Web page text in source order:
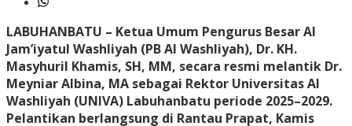
LABUHANBATU – Ketua Umum Pengurus Besar Al
Jam’iyatul Washliyah (PB Al Washliyah), Dr. KH.
Masyhuril Khamis, SH, MM, secara resmi melantik Dr.
Meyniar Albina, MA sebagai Rektor Universitas Al
Washliyah (UNIVA) Labuhanbatu periode 2025–2029.
Pelantikan berlangsung di Rantau Prapat, Kamis